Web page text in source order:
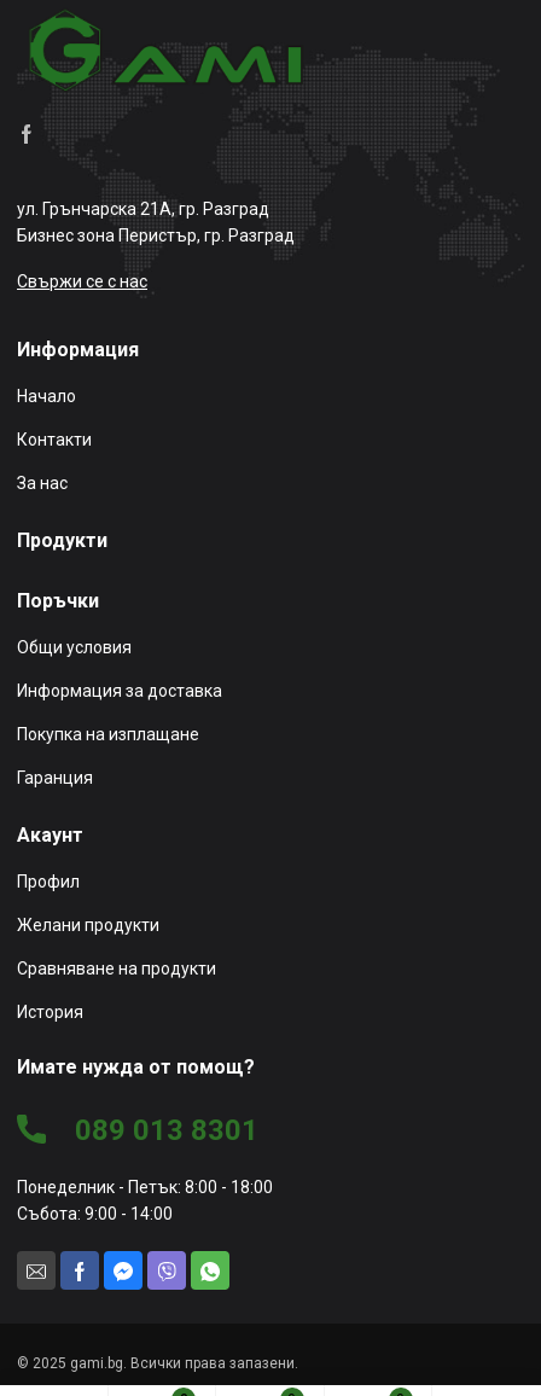
ул. Грънчарска 21А, гр. Разград
Бизнес зона Перистър, гр. Разград
Свържи се с нас
Информация
Начало
Контакти
За нас
Продукти
Поръчки
Общи условия
Информация за доставка
Покупка на изплащане
Гаранция
Акаунт
Профил
Желани продукти
Сравняване на продукти
История
Имате нужда от помощ?
089 013 8301
Понеделник - Петък: 8:00 - 18:00
Събота: 9:00 - 14:00
© 2025 gami.bg. Всички права запазени.